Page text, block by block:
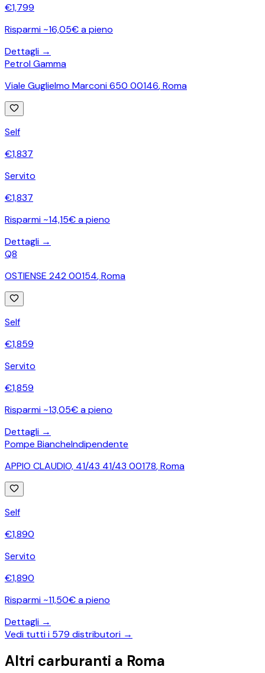
€1,799
Risparmi ~16,05€ a pieno
Dettagli →
Petrol Gamma
Viale Guglielmo Marconi 650 00146,Roma
Self
€1,837
Servito
€1,837
Risparmi ~14,15€ a pieno
Dettagli →
Q8
OSTIENSE 242 00154,Roma
Self
€1,859
Servito
€1,859
Risparmi ~13,05€ a pieno
Dettagli →
Pompe BiancheIndipendente
APPIO CLAUDIO, 41/43 41/43 00178,Roma
Self
€1,890
Servito
€1,890
Risparmi ~11,50€ a pieno
Dettagli →
Vedi tutti i 579 distributori →
Altri carburanti a Roma